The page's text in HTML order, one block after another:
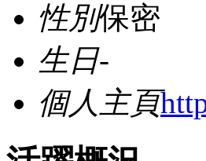
性別保密
生日-
個人主頁